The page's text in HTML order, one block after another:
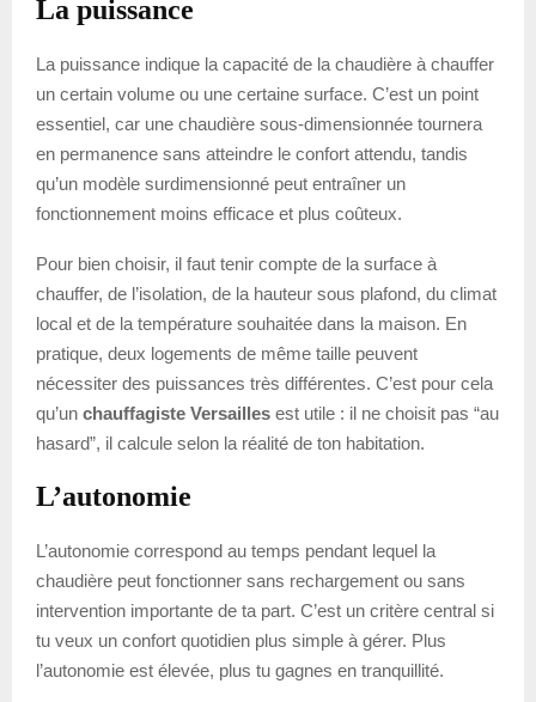
La puissance
La puissance indique la capacité de la chaudière à chauffer
un certain volume ou une certaine surface. C’est un point
essentiel, car une chaudière sous-dimensionnée tournera
en permanence sans atteindre le confort attendu, tandis
qu’un modèle surdimensionné peut entraîner un
fonctionnement moins efficace et plus coûteux.
Pour bien choisir, il faut tenir compte de la surface à
chauffer, de l’isolation, de la hauteur sous plafond, du climat
local et de la température souhaitée dans la maison. En
pratique, deux logements de même taille peuvent
nécessiter des puissances très différentes. C’est pour cela
qu’un chauffagiste Versailles est utile : il ne choisit pas “au
hasard”, il calcule selon la réalité de ton habitation.
L’autonomie
L’autonomie correspond au temps pendant lequel la
chaudière peut fonctionner sans rechargement ou sans
intervention importante de ta part. C’est un critère central si
tu veux un confort quotidien plus simple à gérer. Plus
l’autonomie est élevée, plus tu gagnes en tranquillité.